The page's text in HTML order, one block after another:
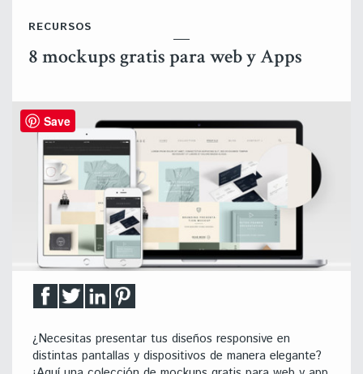
RECURSOS
8 mockups gratis para web y Apps
¿Necesitas presentar tus diseños responsive en
distintas pantallas y dispositivos de manera elegante?
Save